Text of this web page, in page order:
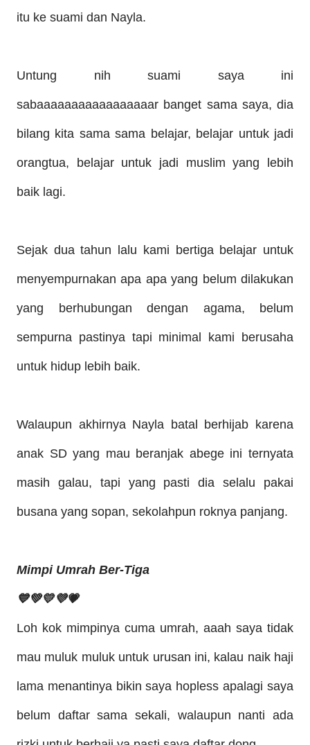
itu ke suami dan Nayla.
Untung nih suami saya ini
sabaaaaaaaaaaaaaaaaar banget sama saya, dia
bilang kita sama sama belajar, belajar untuk jadi
orangtua, belajar untuk jadi muslim yang lebih
baik lagi.
Sejak dua tahun lalu kami bertiga belajar untuk
menyempurnakan apa apa yang belum dilakukan
yang berhubungan dengan agama, belum
sempurna pastinya tapi minimal kami berusaha
untuk hidup lebih baik.
Walaupun akhirnya Nayla batal berhijab karena
anak SD yang mau beranjak abege ini ternyata
masih galau, tapi yang pasti dia selalu pakai
busana yang sopan, sekolahpun roknya panjang.
Mimpi Umrah Ber-Tiga
💙💚💛💜💗
Loh kok mimpinya cuma umrah, aaah saya tidak
mau muluk muluk untuk urusan ini, kalau naik haji
lama menantinya bikin saya hopless apalagi saya
belum daftar sama sekali, walaupun nanti ada